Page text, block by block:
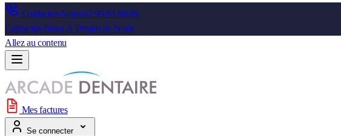
Contactez-Nous02 99 83 88 89
Contactez-Nous À Propos de Nous
Allez au contenu
Mes factures
Se connecter